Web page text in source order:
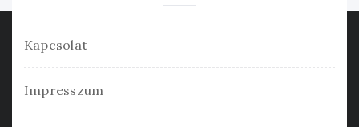
Kapcsolat
Impresszum